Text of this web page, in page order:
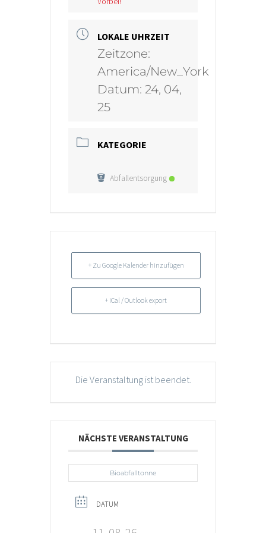
LOKALE UHRZEIT
Zeitzone:
America/New_York
Datum: 24, 04,
25
KATEGORIE
Abfallentsorgung
+ Zu Google Kalender hinzufügen
+ iCal / Outlook export
Die Veranstaltung ist beendet.
NÄCHSTE VERANSTALTUNG
Bioabfalltonne
DATUM